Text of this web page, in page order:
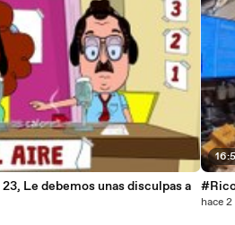
Le debemos unas disculpas a
hace